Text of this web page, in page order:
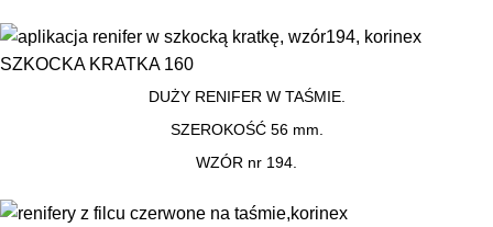
SZKOCKA KRATKA 160
DUŻY RENIFER W TAŚMIE.
SZEROKOŚĆ 56 mm.
WZÓR nr 194.